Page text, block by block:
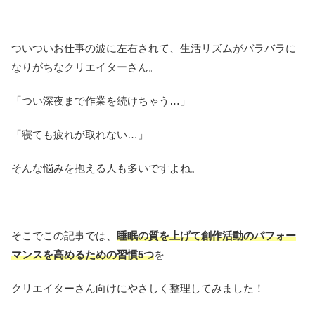
ついついお仕事の波に左右されて、生活リズムがバラバラに
なりがちなクリエイターさん。
「つい深夜まで作業を続けちゃう…」
「寝ても疲れが取れない…」
そんな悩みを抱える人も多いですよね。
そこでこの記事では、 睡眠の質を上げて創作活動のパフォー
マンスを高めるための習慣5つを
クリエイターさん向けにやさしく整理してみました！